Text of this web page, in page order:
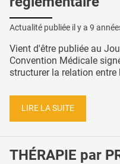
Actualité publiée il y a 9
Vient d'être publiée au
Convention Médicale
structurer la relation entre
LIRE LA SUITE
THÉRAPIE par